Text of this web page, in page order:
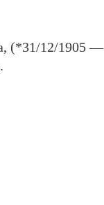
(*31/12/1905 —